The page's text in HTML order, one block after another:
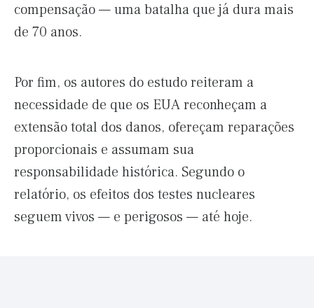
compensação — uma batalha que já dura mais
de 70 anos.
Por fim, os autores do estudo reiteram a
necessidade de que os EUA reconheçam a
extensão total dos danos, ofereçam reparações
proporcionais e assumam sua
responsabilidade histórica. Segundo o
relatório, os efeitos dos testes nucleares
seguem vivos — e perigosos — até hoje.